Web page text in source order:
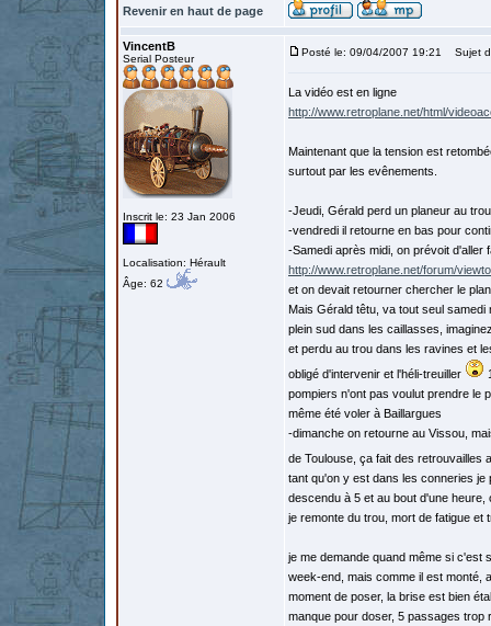
Revenir en haut de page
VincentB
Serial Posteur
Inscrit le: 23 Jan 2006
Localisation: Hérault
Âge: 62
Posté le: 09/04/2007 19:21 Sujet
La vidéo est en ligne
http://www.retroplane.net/html/
Maintenant que la tension est
surtout par les evênements.
-Jeudi, Gérald perd un planeur au
-vendredi il retourne en bas pour
-Samedi après midi, on prévoit
http://www.retroplane.net/forum/
et on devait retourner chercher le
Mais Gérald têtu, va tout seul
plein sud dans les caillasses,
et perdu au trou dans les ravines et
obligé d'intervenir et l'héli-treuiller
pompiers n'ont pas voulut prendre le
même été voler à Baillargues
-dimanche on retourne au Vissou,
de Toulouse, ça fait des retrouvailles
tant qu'on y est dans les conneries
descendu à 5 et au bout d'une
je remonte du trou, mort de fatigue et
je me demande quand même si c'est
week-end, mais comme il est monté,
moment de poser, la brise est bien
manque pour doser, 5 passages trop